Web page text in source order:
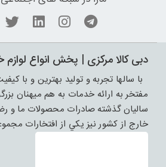
دبی کالا مرکزی | پخش انواع لوازم
با سالها تجربه و توليد بهترين و با
مفتخر به ارائه خدمات به هم ميهنان
ساليان گذشته صادرات محصولات ما و
خارج از کشور نيز يکي از افتخارات